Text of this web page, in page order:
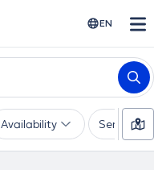
EN
Availability Services